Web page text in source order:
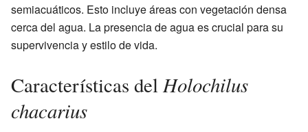
semiacuáticos. Esto incluye áreas con vegetación densa
cerca del agua. La presencia de agua es crucial para su
supervivencia y estilo de vida.
Características delHolochilus
chacarius